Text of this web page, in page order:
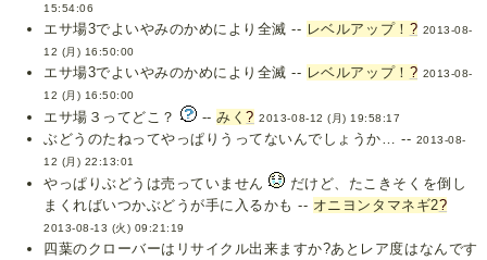
15:54:06
エサ場3でよいやみのかめにより全滅 -- レベルアップ！ ? 2013-08-
12 (月) 16:50:00
エサ場3でよいやみのかめにより全滅 -- レベルアップ！ ? 2013-08-
12 (月) 16:50:00
エサ場３ってどこ？ --みく? 2013-08-12 (月) 19:58:17
ぶどうのたねってやっぱりうってないんでしょうか… -- 2013-08-
12 (月) 22:13:01
やっぱりぶどうは売っていません
だけど、たこきそくを倒し
まくればいつかぶどうが手に入るかも -- オニヨンタマネギ2?
2013-08-13 (火) 09:21:19
四葉のクローバーはリサイクル出来ますか?あとレア度はなんです